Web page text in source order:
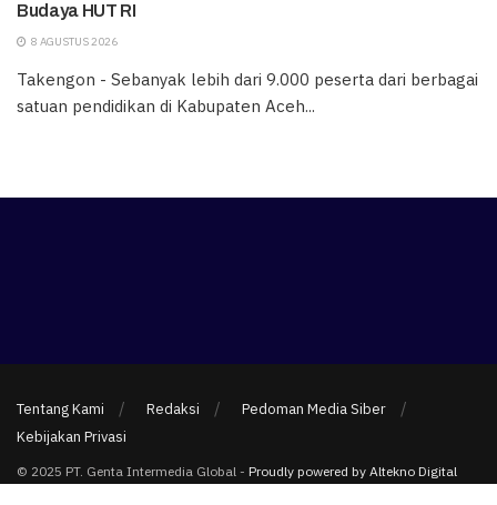
Budaya HUT RI
8 AGUSTUS 2026
Takengon - Sebanyak lebih dari 9.000 peserta dari berbagai
satuan pendidikan di Kabupaten Aceh...
Tentang Kami Redaksi
Pedoman Media Siber
Kebijakan Privasi
© 2025 PT. Genta Intermedia Global - Proudly powered by Altekno Digital